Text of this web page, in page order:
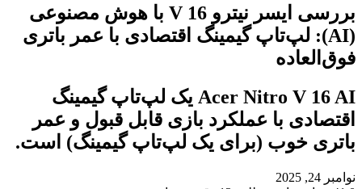
بررسی ایسر نیترو V 16 با هوش مصنوعی
(AI): لپ‌تاپ گیمینگ اقتصادی با عمر باتری
فوق‌العاده
Acer Nitro V 16 AI یک لپ‌تاپ گیمینگ
اقتصادی با عملکرد بازی قابل قبول و عمر
باتری خوب (برای یک لپ‌تاپ گیمینگ) است.
نوامبر 24, 2025